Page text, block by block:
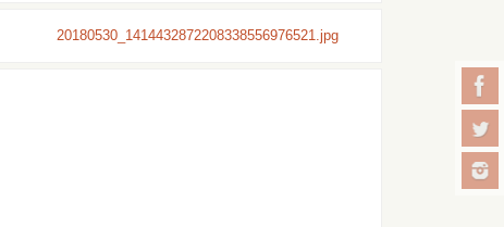
20180530_1414432872208338556976521.jpg